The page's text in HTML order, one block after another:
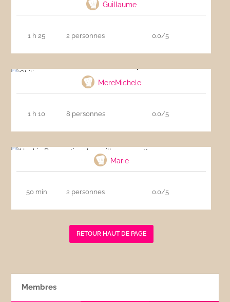
Guillaume
1 h 25 2 personnes 0.0/5
MereMichele
1 h 10 8 personnes 0.0/5
Marie
50 min 2 personnes 0.0/5
RETOUR HAUT DE PAGE
Membres